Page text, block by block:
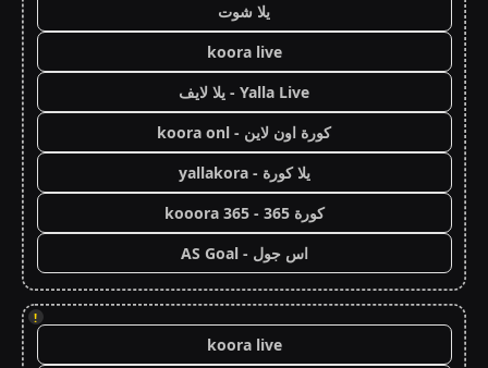
يلا شوت
koora live
Yalla Live - يلا لايف
كورة اون لاين - koora onl
يلا كورة - yallakora
كورة 365 - kooora 365
اس جول - AS Goal
!
koora live